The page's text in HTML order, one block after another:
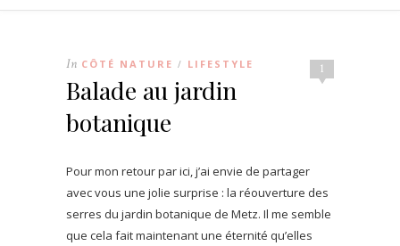
1
In CÔTÉ NATURE / LIFESTYLE
Balade au jardin
botanique
Pour mon retour par ici, j’ai envie de partager
avec vous une jolie surprise : la réouverture des
serres du jardin botanique de Metz. Il me semble
que cela fait maintenant une éternité qu’elles